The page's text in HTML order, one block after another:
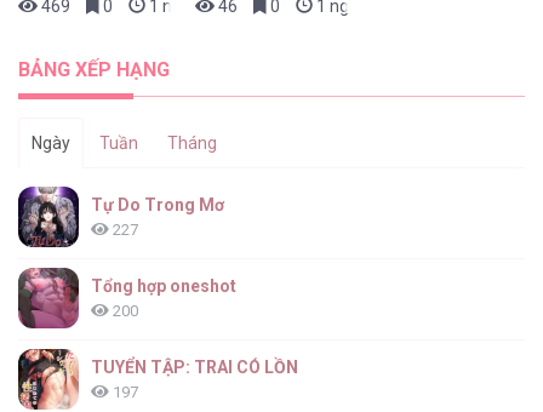
469
0 1 ngày trước
46
0 1 ngày trước
BẢNG XẾP HẠNG
Ngày Tuần Tháng
Tự Do Trong Mơ
227
Tổng hợp oneshot
200
TUYỂN TẬP: TRAI CÓ LỒN
197